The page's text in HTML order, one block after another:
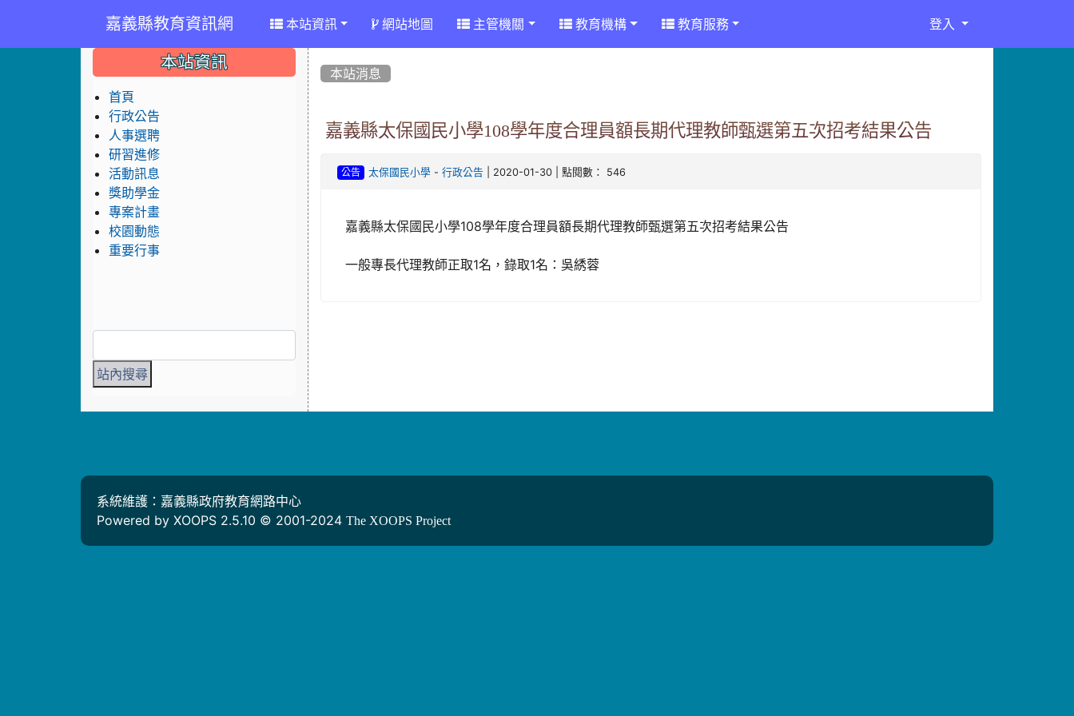
嘉義縣教育資訊網 本站資訊 網站地圖 主管機關 教育機構 教育服務 登入
本站消息
嘉義縣太保國民小學108學年度合理員額長期代理教師甄選第五次招考結果公告
公告 太保國民小學 - 行政公告 | 2020-01-30 | 點閱數： 546
嘉義縣太保國民小學108學年度合理員額長期代理教師甄選第五次招考結果公告
一般專長代理教師正取1名，錄取1名：吳綉蓉
::: 本站資訊
首頁
行政公告
人事選聘
研習進修
活動訊息
獎助學金
專案計畫
校園動態
重要行事
系統維護：嘉義縣政府教育網路中心
Powered by XOOPS 2.5.10 © 2001-2024 The XOOPS Project